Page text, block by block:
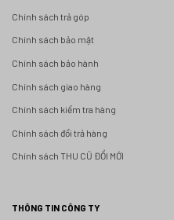
Chính sách trả góp
Chính sách bảo mật
Chính sách bảo hành
Chính sách giao hàng
Chính sách kiểm tra hàng
Chính sách đổi trả hàng
Chính sách THU CŨ ĐỔI MỚI
THÔNG TIN CÔNG TY